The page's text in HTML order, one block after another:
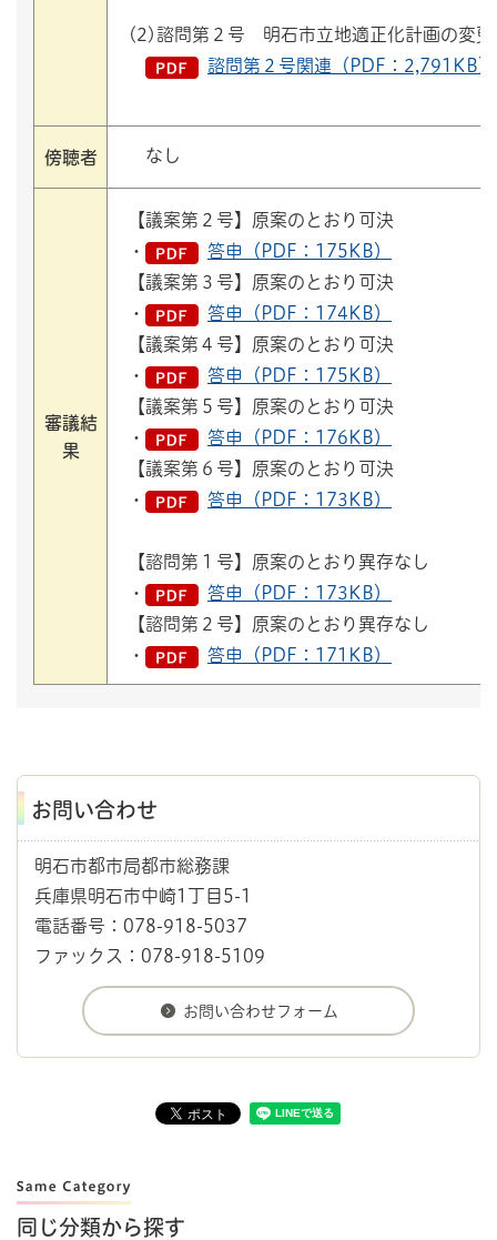
(2)諮問第２号 明石市立地適正化計画の変更
諮問第２号関連（PDF：2,791KB）
傍聴者 なし
審議結
果
【議案第２号】原案のとおり可決
・
答申（PDF：175KB）
【議案第３号】原案のとおり可決
・
答申（PDF：174KB）
【議案第４号】原案のとおり可決
・
答申（PDF：175KB）
【議案第５号】原案のとおり可決
・
答申（PDF：176KB）
【議案第６号】原案のとおり可決
・
答申（PDF：173KB）
【諮問第１号】原案のとおり異存なし
・
答申（PDF：173KB）
【諮問第２号】原案のとおり異存なし
・
答申（PDF：171KB）
お問い合わせ
明石市都市局都市総務課
兵庫県明石市中崎1丁目5-1
電話番号：078-918-5037
ファックス：078-918-5109
同じ分類から探す